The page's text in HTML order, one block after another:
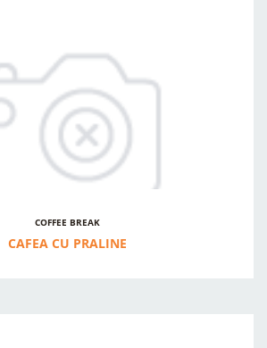
COFFEE BREAK
CAFEA CU PRALINE